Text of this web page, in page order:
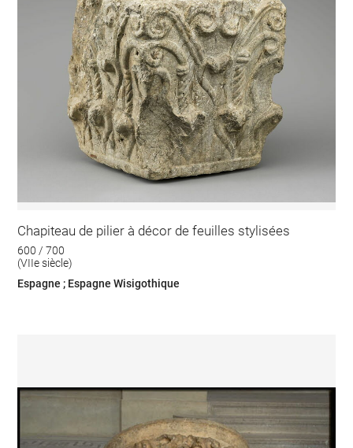
Chapiteau de pilier à décor de feuilles stylisées
600 / 700
(VIIe siècle)
Espagne ; Espagne Wisigothique